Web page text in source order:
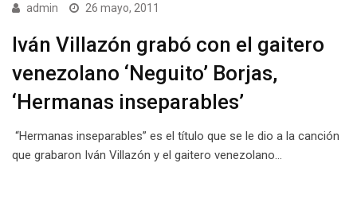
admin 26 mayo, 2011
Iván Villazón grabó con el gaitero
venezolano ‘Neguito’ Borjas,
‘Hermanas inseparables’
“Hermanas inseparables” es el título que se le dio a la canción
que grabaron Iván Villazón y el gaitero venezolano…